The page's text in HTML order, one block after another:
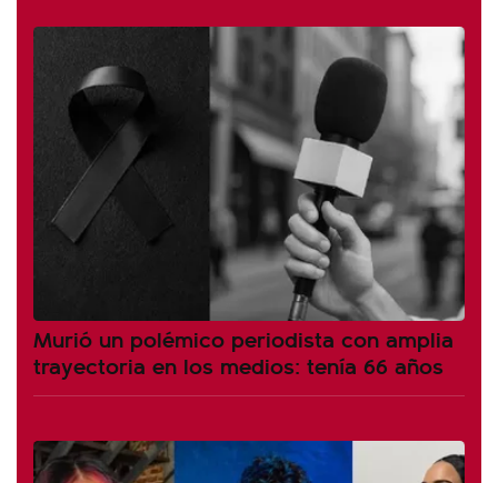
Murió un polémico periodista con amplia
trayectoria en los medios: tenía 66 años